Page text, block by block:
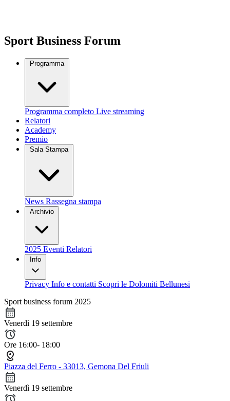
Sport Business Forum
Programma
Programma completo Live streaming
Relatori
Academy
Premio
Sala Stampa
News Rassegna stampa
Archivio
2025 Eventi Relatori
Info
Privacy Info e contatti Scopri le Dolomiti Bellunesi
Sport business forum 2025
Venerdì 19 settembre
Ore 16:00- 18:00
Piazza del Ferro - 33013, Gemona Del Friuli
Venerdì 19 settembre